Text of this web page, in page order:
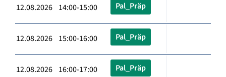
12.08.2026 14:00-15:00 Pal_Präp
12.08.2026 15:00-16:00 Pal_Präp
12.08.2026 16:00-17:00 Pal_Präp